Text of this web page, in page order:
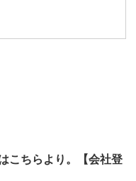
こちらより。【会社登